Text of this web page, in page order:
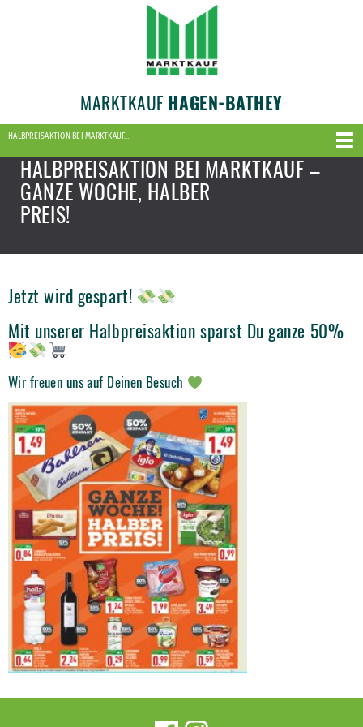
MARKTKAUF HAGEN-BATHEY
HALBPREISAKTION BEI MARKTKAUF…
HALBPREISAKTION BEI MARKTKAUF –
GANZE WOCHE, HALBER
PREIS!
Jetzt wird gespart!
Mit unserer Halbpreisaktion sparst Du ganze 50%
Wir freuen uns auf Deinen Besuch